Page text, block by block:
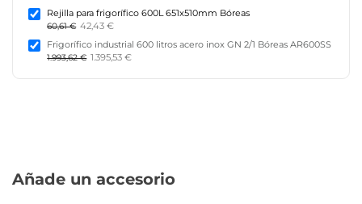
Rejilla para frigorífico 600L 651x510mm Bóreas
60,61 € 42,43 €
Frigorífico industrial 600 litros acero inox GN 2/1 Bóreas AR600SS
1.993,62 € 1.395,53 €
Añade un accesorio